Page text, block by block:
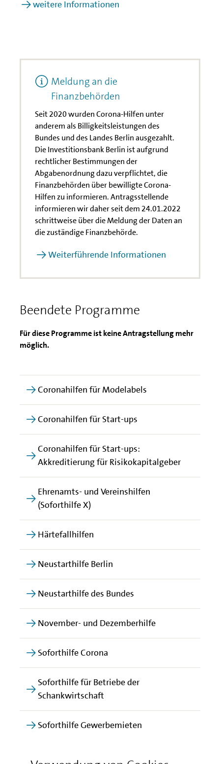
weitere Informationen
Meldung an die
Finanzbehörden
Seit 2020 wurden Corona-Hilfen unter
anderem als Billigkeitsleistungen des
Bundes und des Landes Berlin ausgezahlt.
Die Investitionsbank Berlin ist aufgrund
rechtlicher Bestimmungen der
Abgabenordnung dazu verpflichtet, die
Finanzbehörden über bewilligte Corona-
Hilfen zu informieren. Antragsstellende
informieren wir daher seit dem 24.01.2022
schrittweise über die Meldung der Daten an
die zuständige Finanzbehörde.
Weiterführende Informationen
Beendete Programme
Für diese Programme ist keine Antragstellung mehr
möglich.
Coronahilfen für Modelabels
Coronahilfen für Start-ups
Coronahilfen für Start-ups:
Akkreditierung für Risikokapitalgeber
Ehrenamts- und Vereinshilfen
(Soforthilfe X)
Härtefallhilfen
Neustarthilfe Berlin
Neustarthilfe des Bundes
November- und Dezemberhilfe
Soforthilfe Corona
Soforthilfe für Betriebe der
Schankwirtschaft
Soforthilfe Gewerbemieten